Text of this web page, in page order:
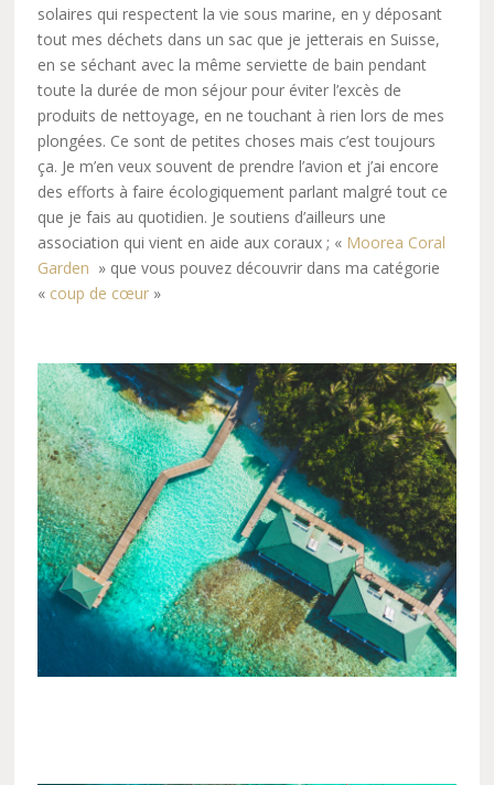
solaires qui respectent la vie sous marine, en y déposant
tout mes déchets dans un sac que je jetterais en Suisse,
en se séchant avec la même serviette de bain pendant
toute la durée de mon séjour pour éviter l’excès de
produits de nettoyage, en ne touchant à rien lors de mes
plongées. Ce sont de petites choses mais c’est toujours
ça. Je m’en veux souvent de prendre l’avion et j’ai encore
des efforts à faire écologiquement parlant malgré tout ce
que je fais au quotidien. Je soutiens d’ailleurs une
association qui vient en aide aux coraux ; « Moorea Coral
Garden » que vous pouvez découvrir dans ma catégorie
« coup de cœur »